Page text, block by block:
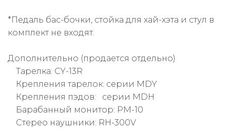
*Педаль бас-бочки, стойка для хай-хэта и стул в
комплект не входят.
Дополнительно (продается отдельно)
Тарелка: CY-13R
Крепления тарелок: серии MDY
Крепления пэдов: серии MDH
Барабанный монитор: PM-10
Стерео наушники: RH-300V